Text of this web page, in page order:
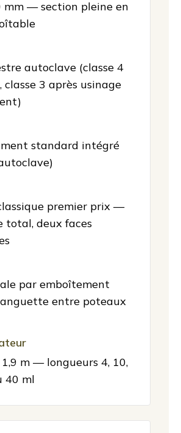
mm — section pleine en
autoclave (classe 4
classe 3 après usinage
standard intégré
premier prix —
total, deux faces
par emboîtement
entre poteaux
m — longueurs 4, 10,
40 ml